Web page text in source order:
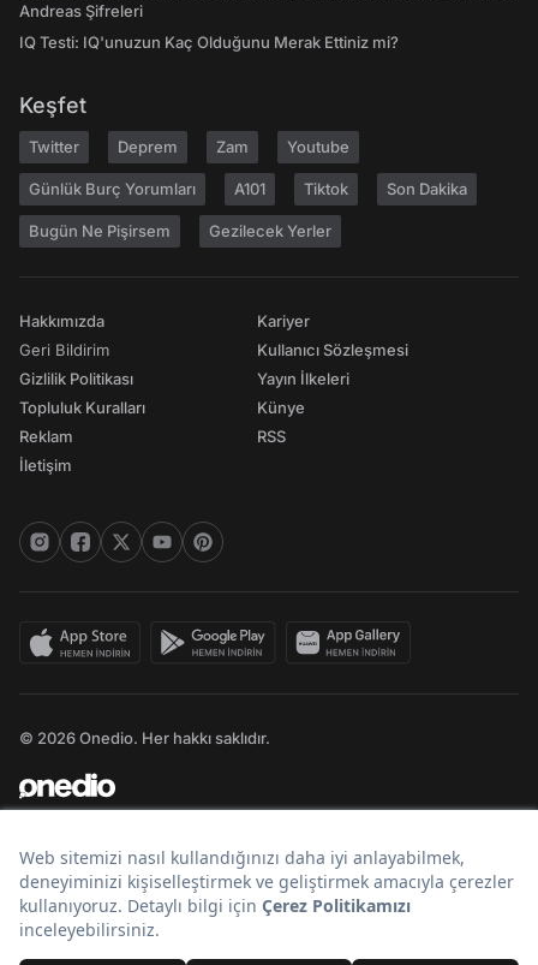
Andreas Şifreleri
IQ Testi: IQ'unuzun Kaç Olduğunu Merak Ettiniz mi?
Keşfet
Twitter Deprem Zam Youtube
Günlük Burç Yorumları A101 Tiktok Son Dakika
Bugün Ne Pişirsem Gezilecek Yerler
Hakkımızda
Geri Bildirim
Gizlilik Politikası
Topluluk Kuralları
Reklam
İletişim
Kariyer
Kullanıcı Sözleşmesi
Yayın İlkeleri
Künye
RSS
© 2026 Onedio. Her hakkı saklıdır.
Bir markasıdır.